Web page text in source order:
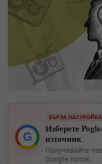
G
БЪРЗА НАСТРОЙКА
Изберете
източник
Получавайте
Google поток.